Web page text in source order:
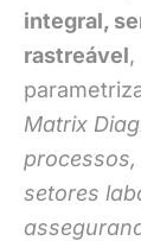
integral,
rastreável
Matrix
setores